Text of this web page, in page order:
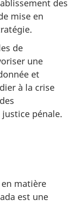
des
mise en
de
une
et
à la crise
pénale.
matière
est une